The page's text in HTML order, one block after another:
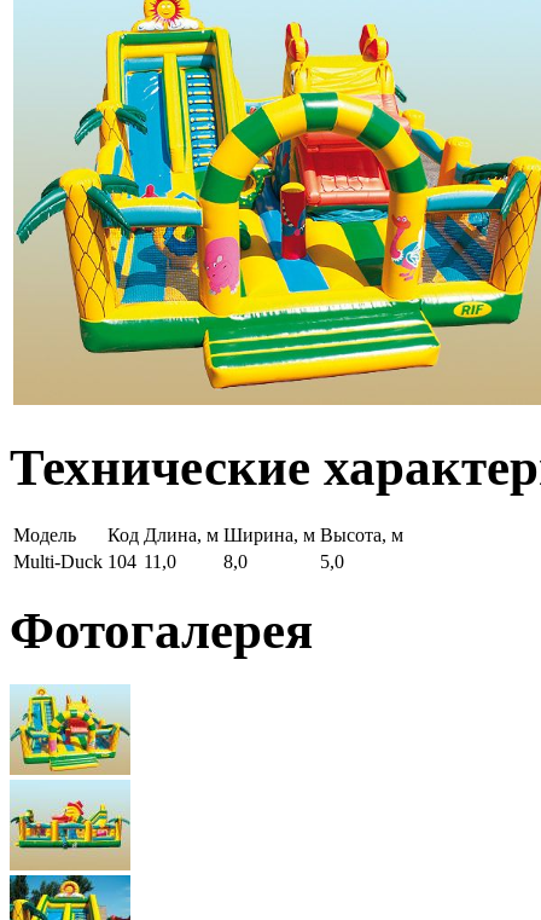
Технические
Модель Код Длина, м Ширина, м Высота, м
Multi-Duck 104 11,0 8,0 5,0
Фотогалерея